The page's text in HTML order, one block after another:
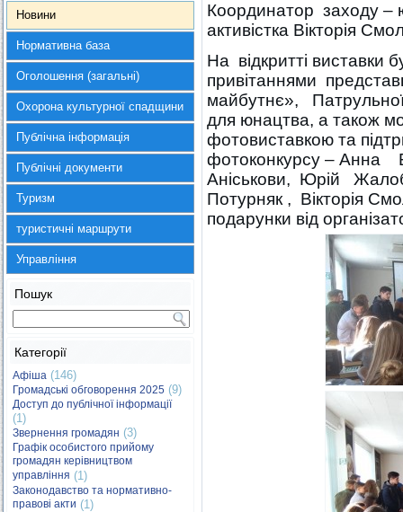
Новини
Нормативна база
Оголошення (загальні)
Охорона культурної спадщини
Публічна інформація
Публічні документи
Туризм
туристичні маршрути
Управління
Пошук
Категорії
Афіша (146)
Громадські обговорення 2025 (9)
Доступ до публічної інформації
(1)
Звернення громадян (3)
Графік особистого прийому
громадян керівництвом
управління (1)
Законодавство та нормативно-
правові акти (1)
Координатор заходу –
активістка Вікторія
На відкритті виставки
привітаннями
майбутнє», Патрульної
для юнацтва, а також
фотовиставкою та
фотоконкурсу – Анна
Аніськови, Юрій
Потурняк , Вікторія
подарунки від